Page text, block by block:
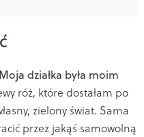
Moja działka była moim
róż, które dostałam po
zielony świat. Sama
przez jakąś samowolną